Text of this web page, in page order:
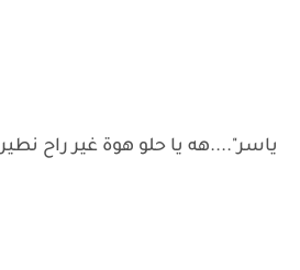
ياسر"....هه يا حلو هوة غير راح نطير